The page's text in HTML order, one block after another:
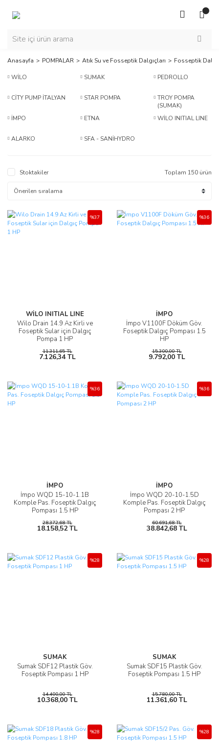
Anasayfa POMPALAR Atık Su ve Fosseptik Dalgıçları Fosseptik
WİLO SUMAK PEDROLLO
CİTY PUMP İTALYAN STAR POMPA
TROY POMPA
(SUMAK)
İMPO
ETNA WİLO INITIAL LINE
ALARKO SFA - SANİHYDRO
Stoktakiler Toplam 150 ürün
WİLO INITIAL LINE
Wilo Drain 14.9 Az Kirli ve
Foseptik Sular için Dalgıç
Pompa 1 HP
%37
11.311,65 TL
7.126,34 TL
İMPO
İmpo V1100F Döküm Göv.
Foseptik Dalgıç Pompası 1.5
HP
%36
15.300,00 TL
9.792,00 TL
İMPO
İmpo WQD 15-10-1.1B
Komple Pas. Foseptik Dalgıç
Pompası 1.5 HP
%36
28.372,68 TL
18.158,52 TL
İMPO
İmpo WQD 20-10-1.5D
Komple Pas. Foseptik Dalgıç
Pompası 2 HP
%36
60.691,68 TL
38.842,68 TL
SUMAK
Sumak SDF12 Plastik Göv.
Foseptik Pompası 1 HP
%28
14.400,00 TL
10.368,00 TL
SUMAK
Sumak SDF15 Plastik Göv.
Foseptik Pompası 1.5 HP
%28
15.780,00 TL
11.361,60 TL
%28 %28